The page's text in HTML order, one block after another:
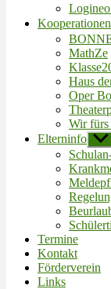
Kooperationen
MathZe
Haus
Oper
Wir fürs
Elterninfo
Termine
Kontakt
Förderverein
Links